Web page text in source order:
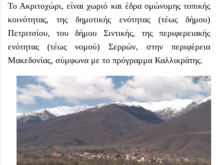
Το Ακριτοχώρι, είναι χωριό και έδρα ομώνυμης τοπικής
κοινότητας, της δημοτικής ενότητας (τέως δήμου)
Πετριτσίου, του δήμου Σιντικής, της περιφερειακής
ενότητας (τέως νομού) Σερρών, στην περιφέρεια
Μακεδονίας, σύμφωνα με το πρόγραμμα Καλλικράτης.